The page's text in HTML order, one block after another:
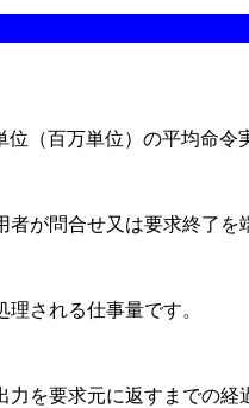
位（百万単位）の平均命令
が問合せ又は要求終了を
される仕事量です。
を要求元に返すまでの経